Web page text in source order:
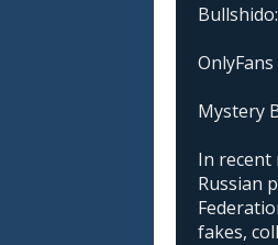
Mystery
In recent
Russian
fakes,